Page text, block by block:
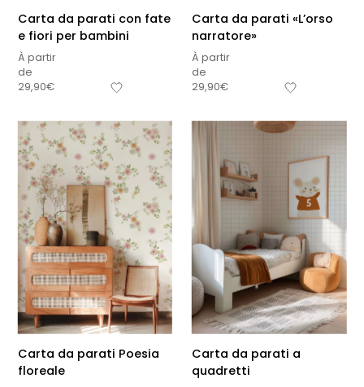
Carta da parati con fate
e fiori per bambini
À partir
de
29,90€
Carta da parati «L’orso
narratore»
À partir
de
29,90€
Carta da parati Poesia
floreale
Carta da parati a
quadretti